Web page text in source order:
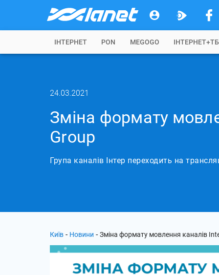
IНТЕРНЕТ PON MEGOGO ІНТЕРНЕТ+ТБ
24.03.2021
Зміна формату
Group
Група каналів Інтер переходить на
Київ - Новини - Зміна формату мовлення каналів